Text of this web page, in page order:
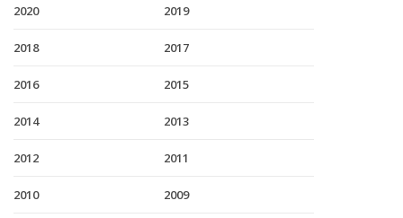
2020 2019
2018 2017
2016 2015
2014 2013
2012 2011
2010 2009